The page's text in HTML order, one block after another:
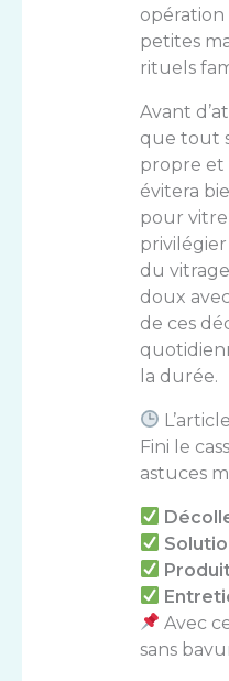
petites
rituels
Avant
que tout
propre et
évitera
pour
du
doux
de ces
la durée.
Fini le
astuces
Avec
sans